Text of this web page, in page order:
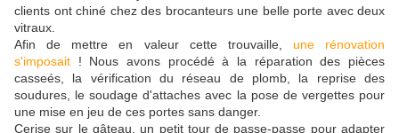
clients ont chiné chez des brocanteurs une belle porte avec deux
vitraux.
Afin de mettre en valeur cette trouvaille,
une rénovation
s'imposait
! Nous avons procédé à la réparation des pièces
casseés, la vérification du réseau de plomb, la reprise des
soudures, le soudage d'attaches avec la pose de vergettes pour
une mise en jeu de ces portes sans danger.
Cerise sur le gâteau, un petit tour de passe-passe pour adapter